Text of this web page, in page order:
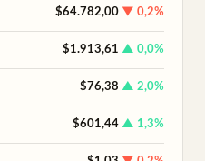
$64.782,00 ▼ 0,2%
$1.913,61 ▲ 0,0%
$76,38 ▲ 2,0%
$601,44 ▲ 1,3%